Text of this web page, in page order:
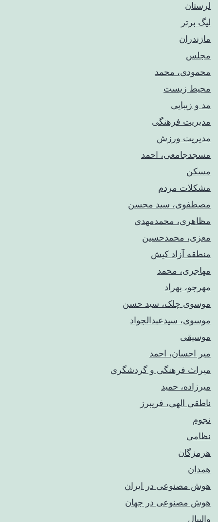
لرستان
لیگ برتر
مازندران
مجلس
محمودی، محمد
محیط زیست
مد و زیبایی
مدیریت فرهنگی
مدیریت ورزش
مسجدجامعی، احمد
مسکن
مشکلات مردم
مصطفوی، سید محسن
مظاهری، محمدمهدی
معزی، محمدحسین
منطقه آزاد کیش
مهاجری، محمد
مهرجو، بهراد
موسوی چلک، سید حسن
موسوی، سیدعبدالجواد
موسیقی
میر احسان، احمد
میراث فرهنگی و گردشگری
میرزاده، حمید
ناطقی الهی، فریبرز
نجوم
نظامی
هرمزگان
همدان
هوش مصنوعی در ایران
هوش مصنوعی در جهان
والیبال